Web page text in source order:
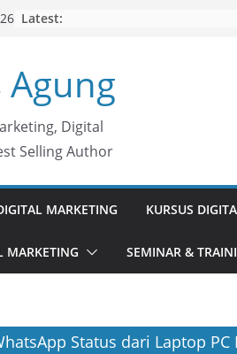
Latest:
Digital
Selling Author
MARKETING KURSUS
MARKETING SEMINAR &
Status dari Laptop